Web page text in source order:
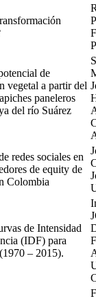
de
vegetal a partir del
paneleros
del río Suárez
redes sociales en
de equity de
Colombia
de Intensidad
(IDF) para
– 2015).